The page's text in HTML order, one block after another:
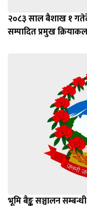
२०८३ साल बैशाख १
सम्पादित प्रमुख
भूमि बैङ्क सञ्चालन